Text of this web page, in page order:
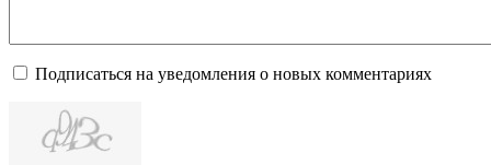
Подписаться на уведомления о новых комментариях